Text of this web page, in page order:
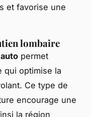
et favorise une
lombaire
permet
qui optimise la
Ce type de
encourage une
la région